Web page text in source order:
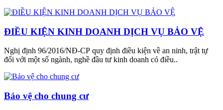
ĐIỀU KIỆN KINH DOANH DỊCH VỤ BẢO VỆ
Nghị định 96/2016/NĐ-CP quy định điều kiện về an ninh, trật tự
đối với một số ngành, nghề đầu tư kinh doanh có điều..
Bảo vệ cho chung cư